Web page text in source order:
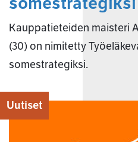
Kauppatieteiden maisteri
(30) on nimitetty
somestrategiksi.
Uutiset